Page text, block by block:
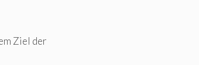
Ziel der